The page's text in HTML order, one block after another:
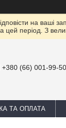
на ваші
цей період. З
+380 (66) 001-99-50
ТА ОПЛАТА